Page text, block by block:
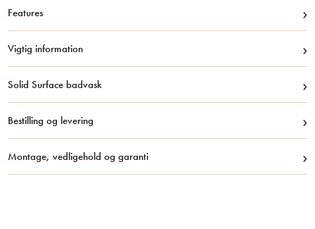
Features ›
Vigtig information ›
Solid Surface badvask ›
Bestilling og levering ›
Montage, vedligehold og garanti ›